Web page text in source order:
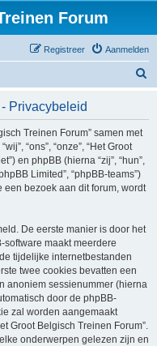
Forum
Aanmelden
Registreer
Privacybeleid
Treinen Forum” samen met
“ons”, “onze”, “Het Groot
en phpBB (hierna “zij”, “hun”,
Limited”, “phpBB-teams”)
bezoek aan dit forum, wordt
De eerste manier is door het
maakt meerdere
tijdelijke internetbestanden
twee cookies bevatten een
anoniem sessienummer (hierna
door de phpBB-
zal worden aangemaakt
Groot Belgisch Treinen Forum”.
onderwerpen gelezen zijn en